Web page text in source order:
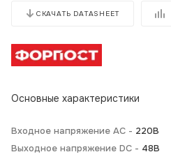
СКАЧАТЬ DATASHEET
Основные характеристики
Входное напряжение AC - 220В
Выходное напряжение DC - 48В